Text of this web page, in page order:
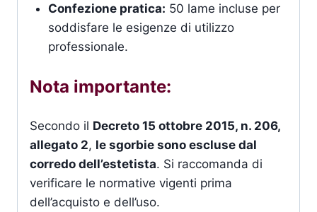
Confezione pratica: 50 lame incluse per
soddisfare le esigenze di utilizzo
professionale.
Nota importante:
Secondo il Decreto 15 ottobre 2015, n. 206,
allegato 2, le sgorbie sono escluse dal
corredo dell’estetista. Si raccomanda di
verificare le normative vigenti prima
dell’acquisto e dell’uso.